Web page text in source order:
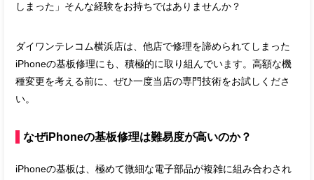
しまった」そんな経験をお持ちではありませんか？
ダイワンテレコム横浜店は、他店で修理を諦められてしまった
iPhoneの基板修理にも、積極的に取り組んでいます。高額な機
種変更を考える前に、ぜひ一度当店の専門技術をお試しくださ
い。
なぜiPhoneの基板修理は難易度が高いのか？
iPhoneの基板は、極めて微細な電子部品が複雑に組み合わされ